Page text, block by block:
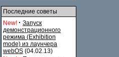
Последние советы
New! · Запуск
демонстрационного
режима (Exhibition
mode) из лаунчера
webOS (04.02.13)